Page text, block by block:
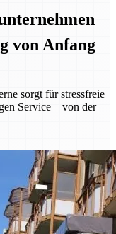
von Anfang
sorgt für stressfreie
Service – von der